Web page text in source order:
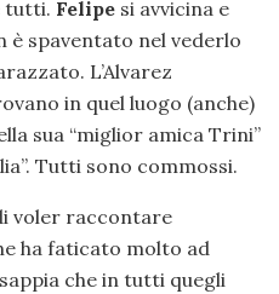
tutti. Felipe si avvicina e
è spaventato nel vederlo
L’Alvarez
in quel luogo (anche)
sua “miglior amica Trini”
Tutti sono commossi.
voler raccontare
ha faticato molto ad
che in tutti quegli